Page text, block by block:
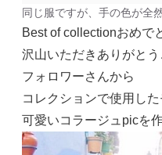
同じ服ですが、手の色が全
Best of collectionおめで
沢山いただきありがと
フォロワーさんから
コレクションで使用し
可愛いコラージュpicを